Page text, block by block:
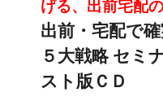
げる、出前宅配
出前・宅配で
５大戦略 セミ
スト版ＣＤ